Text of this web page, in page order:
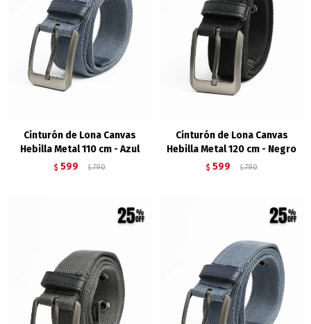
Cinturón de Lona Canvas
Hebilla Metal 110 cm - Azul
$ 599 $ 790
Cinturón de Lona Canvas
Hebilla Metal 120 cm - Negro
$ 599 $ 790